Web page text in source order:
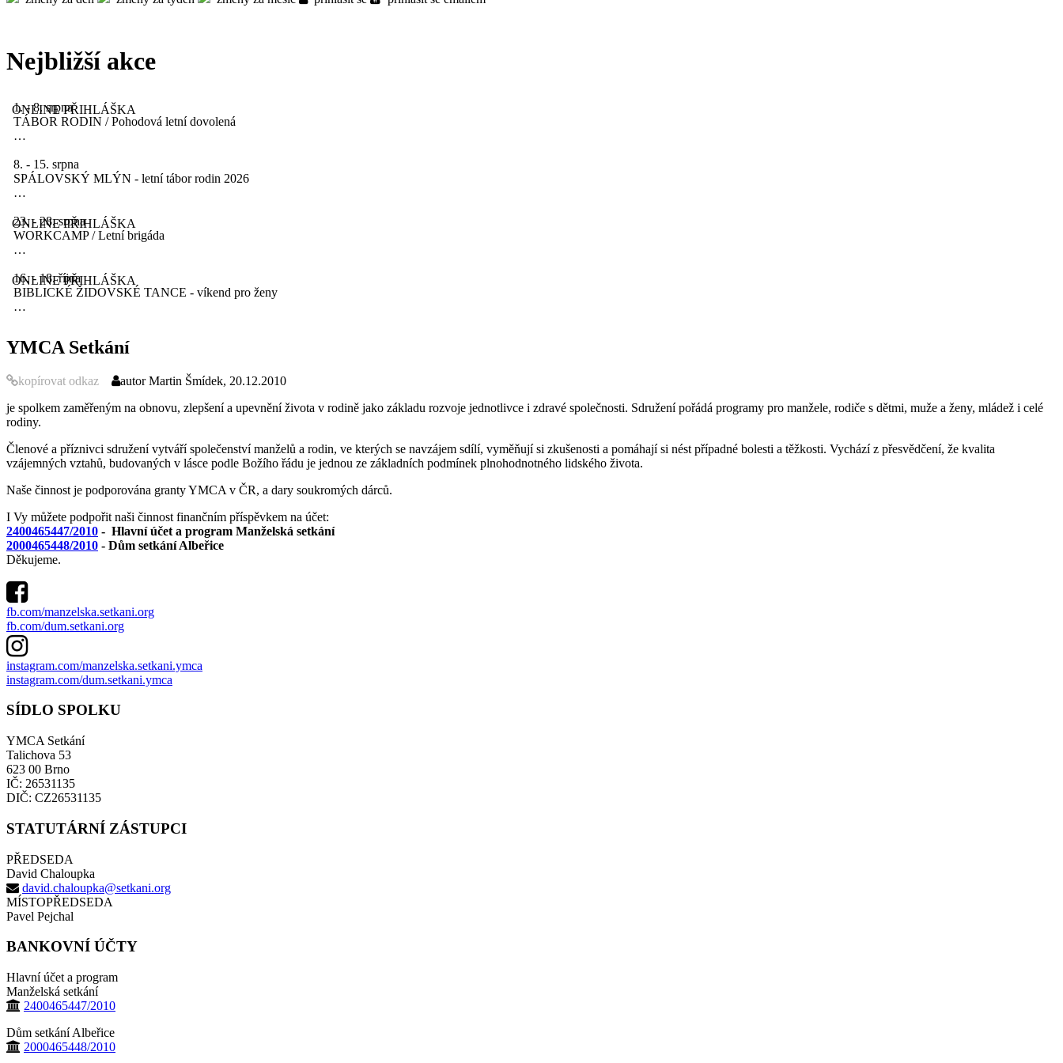
Nejbližší akce
1. - 8. srpna
TÁBOR RODIN / Pohodová letní dovolená
ONLINE PŘIHLÁŠKA
…
8. - 15. srpna
SPÁLOVSKÝ MLÝN - letní tábor rodin 2026
…
23. - 28. srpna
WORKCAMP / Letní brigáda
ONLINE PŘIHLÁŠKA
…
16. - 18. října
BIBLICKÉ ŽIDOVSKÉ TANCE - víkend pro ženy
ONLINE PŘIHLÁŠKA
…
YMCA Setkání
kopírovat odkaz autorMartin Šmídek, 20.12.2010
je spolkem zaměřeným na obnovu, zlepšení a upevnění života v rodině jako základu rozvoje jednotlivce i zdravé společnosti. Sdružení pořádá programy pro manžele, rodiče s dětmi, muže a ženy, mládež i celé
rodiny.
Členové a příznivci sdružení vytváří společenství manželů a rodin, ve kterých se navzájem sdílí, vyměňují si zkušenosti a pomáhají si nést případné bolesti a těžkosti. Vychází z přesvědčení, že kvalita
vzájemných vztahů, budovaných v lásce podle Božího řádu je jednou ze základních podmínek plnohodnotného lidského života.
Naše činnost je podporována granty YMCA v ČR, a dary soukromých dárců.
I Vy můžete podpořit naši činnost finančním příspěvkem na účet:
2400465447/2010 - Hlavní účet a program Manželská setkání
2000465448/2010 - Dům setkání Albeřice
Děkujeme.
fb.com/manzelska.setkani.org
fb.com/dum.setkani.org
instagram.com/manzelska.setkani.ymca
instagram.com/dum.setkani.ymca
SÍDLO SPOLKU
YMCA Setkání
Talichova 53
623 00 Brno
IČ: 26531135
DIČ: CZ26531135
STATUTÁRNÍ ZÁSTUPCI
PŘEDSEDA
David Chaloupka
david.chaloupka@setkani.org
MÍSTOPŘEDSEDA
Pavel Pejchal
BANKOVNÍ ÚČTY
Hlavní účet a program
Manželská setkání
2400465447/2010
Dům setkání Albeřice
2000465448/2010